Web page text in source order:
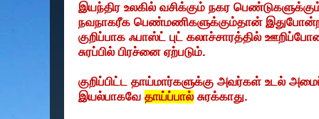
இயந்திர உலகில் வசிக்கும் நகர
நவநாகரீக பெண்மணிகளுக்கும்தான்
குறிப்பாக ஃபாஸ்ட் புட் கலாச்சாரத்தில்
சுரப்பில் பிரச்னை ஏற்படும்.
குறிப்பிட்ட தாய்மார்களுக்கு அவர்கள் உடல்
இயல்பாகவே தாய்ப்பால் சுரக்காது.